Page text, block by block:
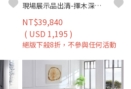
現場展示品出清-擇木深耕-伯頓L型收納貓抓皮沙發
NT$39,840
( USD 1,195 )
絕版下殺8折，不參與任何活動